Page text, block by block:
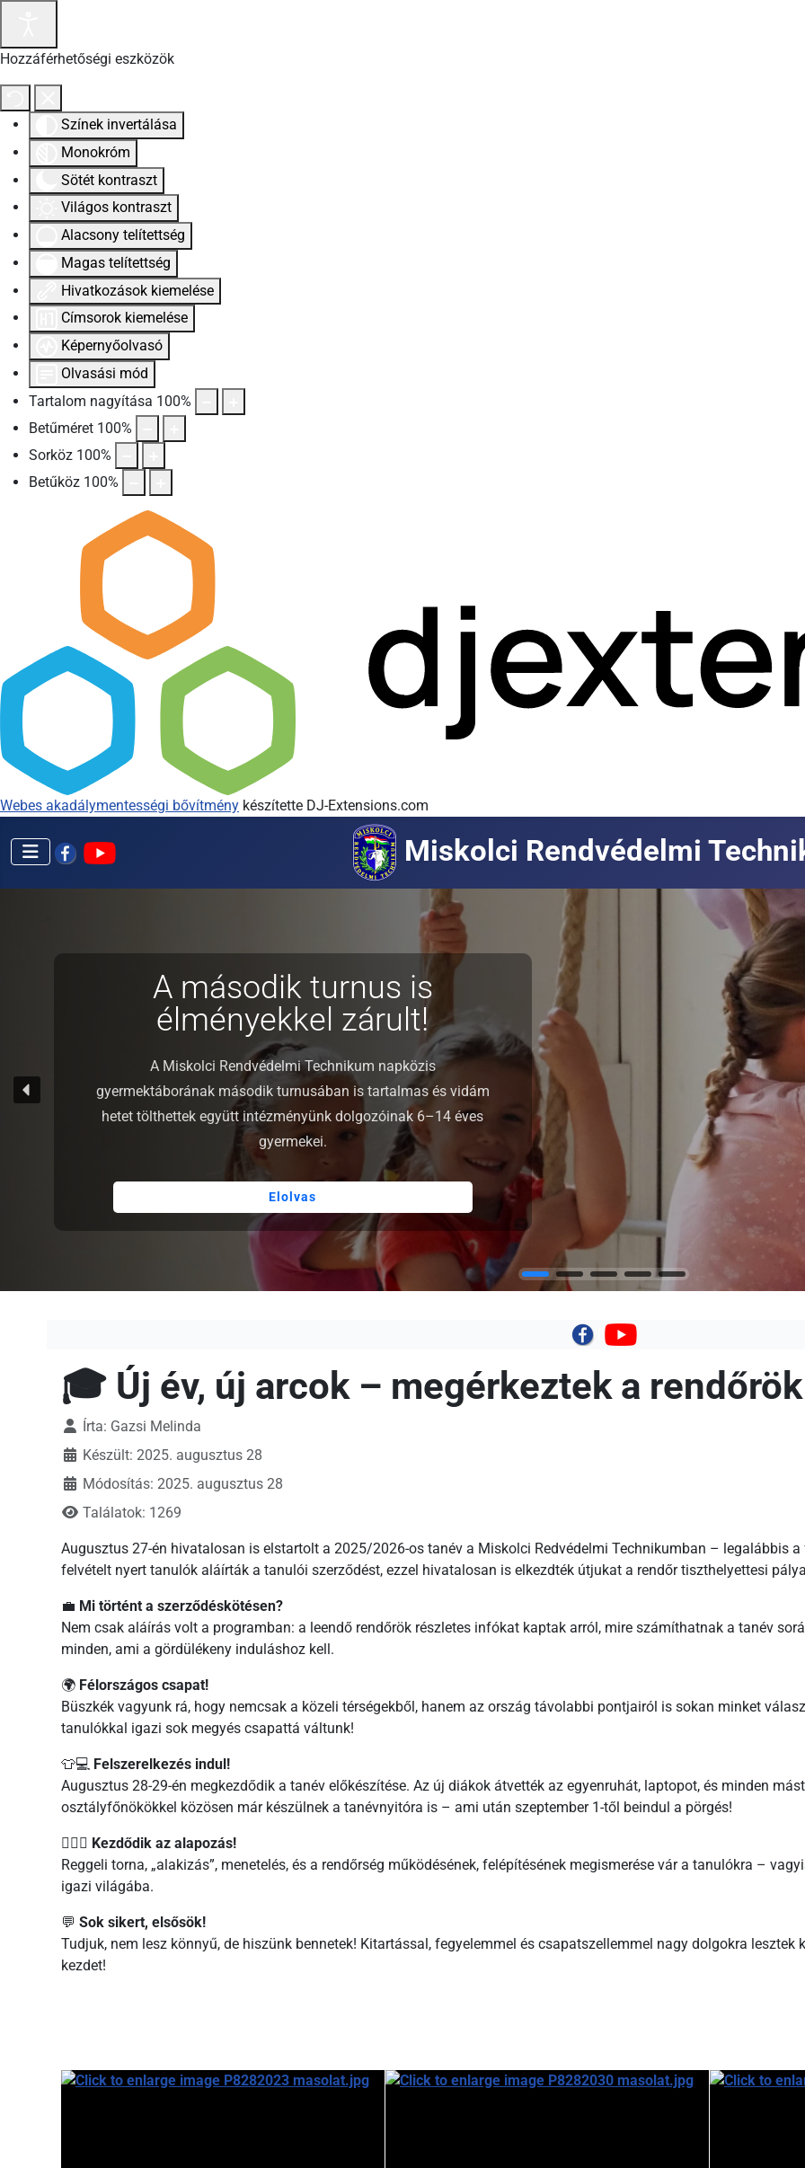
Hozzáférhetőségi eszközök
Színek invertálása
Monokróm
Sötét kontraszt
Világos kontraszt
Alacsony telítettség
Magas telítettség
Hivatkozások kiemelése
Címsorok kiemelése
Képernyőolvasó
Olvasási mód
Tartalom nagyítása 100%
Betűméret 100%
Sorköz 100%
Betűköz 100%
Webes akadálymentességi bővítmény készítette DJ-Extensions.com
Miskolci Rendvédelmi
A második turnus is
élményekkel zárult!
A Miskolci Rendvédelmi Technikum napközis
gyermektáborának második turnusában is tartalmas és vidám
hetet tölthettek együtt intézményünk dolgozóinak 6–14 éves
gyermekei.
Elolvas
🎓 Új év, új arcok – megérkeztek a
Írta: Gazsi Melinda
Készült: 2025. augusztus 28
Módosítás: 2025. augusztus 28
Találatok: 1269
Augusztus 27-én hivatalosan is elstartolt a 2025/2026-os tanév a Miskolci Redvédelmi Technikumban – legalábbis
felvételt nyert tanulók aláírták a tanulói szerződést, ezzel hivatalosan is elkezdték útjukat a rendőr tiszthelyettesi
💼 Mi történt a szerződéskötésen?
Nem csak aláírás volt a programban: a leendő rendőrök részletes infókat kaptak arról, mire számíthatnak a tanév
minden, ami a gördülékeny induláshoz kell.
🌍 Félországos csapat!
Büszkék vagyunk rá, hogy nemcsak a közeli térségekből, hanem az ország távolabbi pontjairól is sokan minket
tanulókkal igazi sok megyés csapattá váltunk!
👕💻 Felszerelkezés indul!
Augusztus 28-29-én megkezdődik a tanév előkészítése. Az új diákok átvették az egyenruhát, laptopot, és minden
osztályfőnökökkel közösen már készülnek a tanévnyitóra is – ami után szeptember 1-től beindul a pörgés!
🏋️‍♂️🚓 Kezdődik az alapozás!
Reggeli torna, „alakizás”, menetelés, és a rendőrség működésének, felépítésének megismerése vár a tanulókra –
igazi világába.
💬 Sok sikert, elsősök!
Tudjuk, nem lesz könnyű, de hiszünk bennetek! Kitartással, fegyelemmel és csapatszellemmel nagy dolgokra
kezdet!